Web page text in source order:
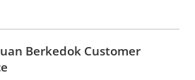
Berkedok Customer